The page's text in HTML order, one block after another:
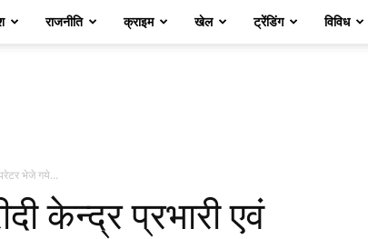
राजनीति क्राइम खेल ट्रेंडिंग विविध
भेजे गये...
केन्द्र प्रभारी एवं